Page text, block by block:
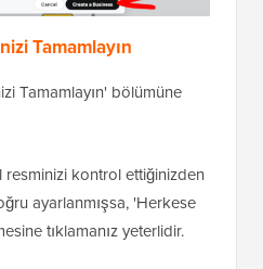
Tamamlayın
Tamamlayın' bölümüne
resminizi kontrol ettiğinizden
ayarlanmışsa, 'Herkese
tıklamanız yeterlidir.